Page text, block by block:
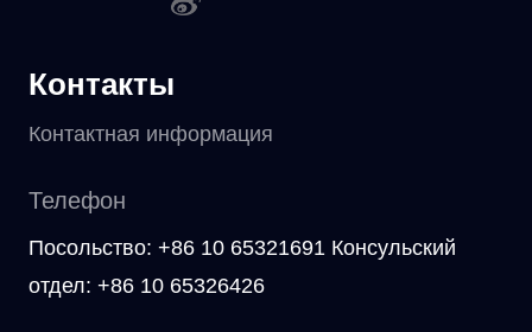
Контакты
Контактная информация
Телефон
Посольство: +86 10 65321691 Консульский
отдел: +86 10 65326426